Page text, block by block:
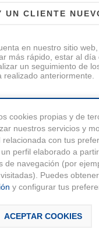
UN CLIENTE
en nuestro sitio
más rápido, estar al día
un seguimiento de
realizado anteriormente.
INICIAR SESIÓN
cookies propias y de
nuestros servicios y
relacionada con tus
perfil elaborado a
de navegación (por
Puedes obtener
y configurar tus
ACEPTAR COOKIES